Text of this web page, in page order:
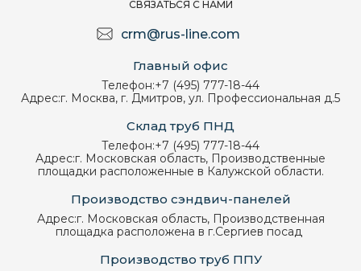
СВЯЗАТЬСЯ С НАМИ
crm@rus-line.com
Главный офис
Телефон:+7 (495) 777-18-44
Адрес:г. Москва, г. Дмитров, ул. Профессиональная д.5
Склад труб ПНД
Телефон:+7 (495) 777-18-44
Адрес:г. Московская область, Производственные
площадки расположенные в Калужской области.
Производство сэндвич-панелей
Адрес:г. Московская область, Производственная
площадка расположена в г.Сергиев посад
Производство труб ППУ